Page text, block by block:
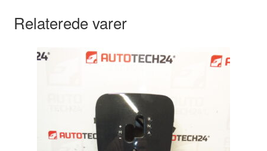
Relaterede varer